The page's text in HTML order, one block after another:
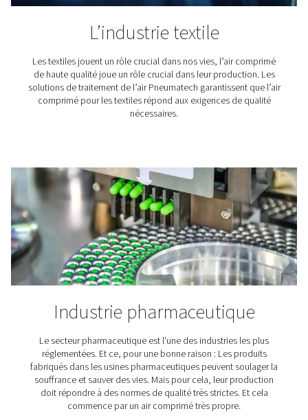
Une gamme de catégories
types de filtres
Pneumatech propose les catégories et types de filtres
P – Pré-filtre à coalescence et à particules pour
général
G – Filtres à coalescence pour protection
éliminant les particules solides et les aérosols d'huile
C - Filtres à coalescence hautes performances